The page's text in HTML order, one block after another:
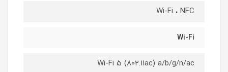
Wi-Fi ، NFC
Wi-Fi
Wi-Fi 5 (802.11ac) a/b/g/n/ac